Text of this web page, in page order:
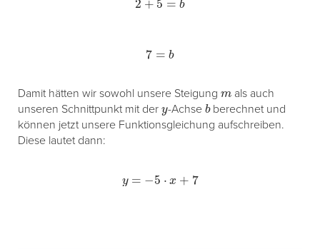
7 =b
Damit hätten wir sowohl unsere Steigung
als auch
unseren Schnittpunkt mit der y-Achse bberechnet und
können jetzt unsere Funktionsgleichung aufschreiben.
Diese lautet dann:
y 5 x+ 7